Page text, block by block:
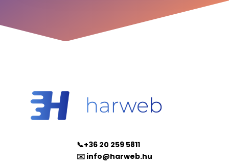
📞+36 20 259 5811
✉️ info@harweb.hu